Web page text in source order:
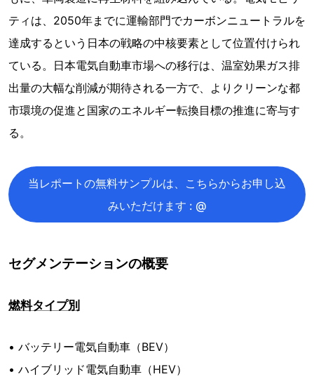
ティは、2050年までに運輸部門でカーボンニュートラルを
達成するという日本の戦略の中核要素として位置付けられ
ている。日本電気自動車市場への移行は、温室効果ガス排
出量の大幅な削減が期待される一方で、よりクリーンな都
市環境の促進と国家のエネルギー転換目標の推進に寄与す
る。
当レポートの無料サンプルは、こちらからお申し込
みいただけます : @
セグメンテーションの概要
燃料タイプ別
• バッテリー電気自動車（BEV）
• ハイブリッド電気自動車（HEV）